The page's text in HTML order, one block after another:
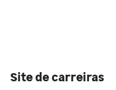
Site de carreiras